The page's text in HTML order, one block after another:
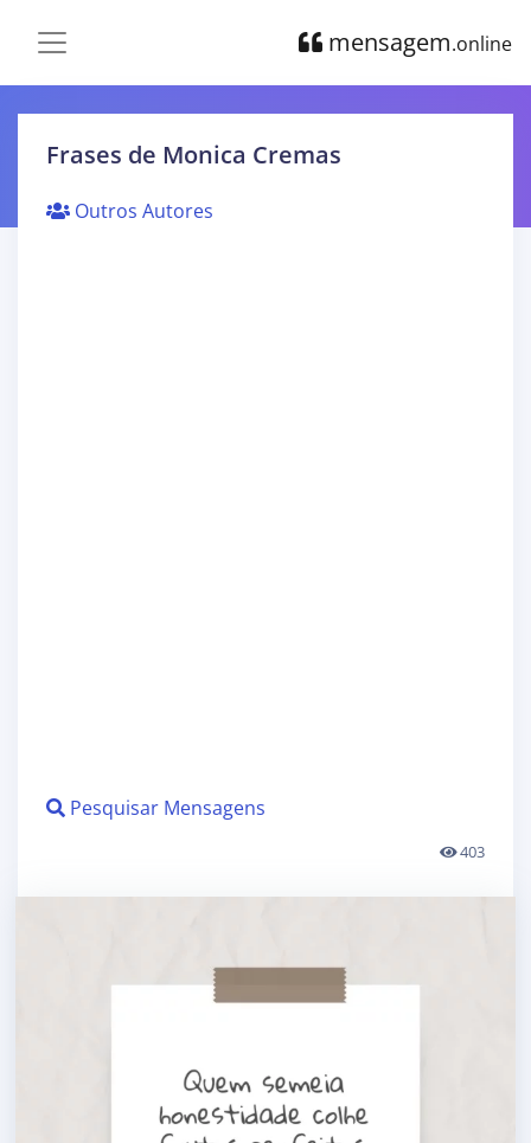
mensagem.online
Frases de Monica Cremas
Outros Autores
Pesquisar Mensagens
403